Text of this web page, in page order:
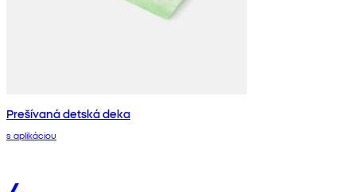
Prešívaná detská deka
s aplikáciou